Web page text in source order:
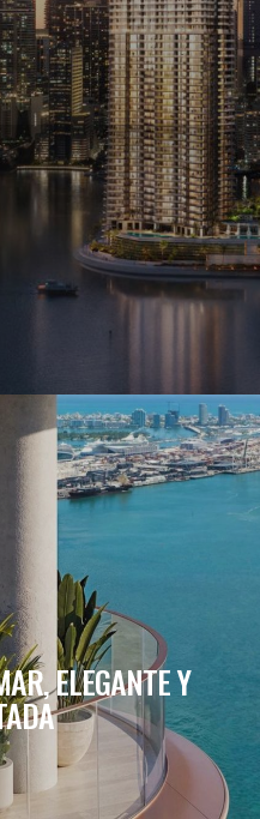
ELEGANTE Y